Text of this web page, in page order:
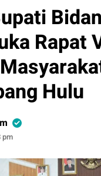
Rapat
Hulu
pm